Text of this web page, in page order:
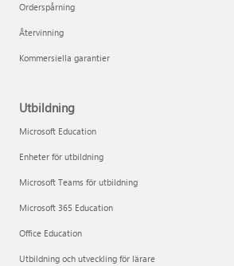
Orderspårning
Återvinning
Kommersiella garantier
Utbildning
Microsoft Education
Enheter för utbildning
Microsoft Teams för utbildning
Microsoft 365 Education
Office Education
Utbildning och utveckling för lärare